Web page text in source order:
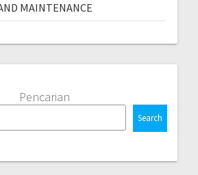
MAINTENANCE
Pencarian
Search